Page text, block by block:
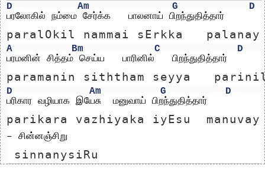
D Am G
D
பரலோகில் நம்மை சேர்க்க   பாலனாய் பிறந்துதித்தார்
paralOkil nammai sErkka
A Bm C
D
பரமனின் சித்தம் செய்ய   பாரினில்   பிறந்துதித்தார்
paramanin siththam seyya
D Am G
D
பரிகார வழியாக இயேசு  மனுவாய் பிறந்துதித்தார்
parikara vazhiyaka iyEsu
– சின்னஞ்சிறு
sinnanysiRu